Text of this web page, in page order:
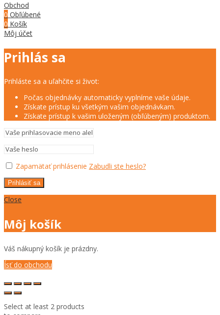
Obchod
0 Obľúbené
0 Košík
Môj účet
Prihlás sa
Prihláste sa a uľahčite si život:
Počas objednávky automaticky vyplníme vaše údaje.
Získate prístup ku všetkým vašim objednávkam.
Získate prístup k vašim uloženým (obľúbeným) produktom.
Zapamätať prihlásenie Zabudli ste heslo?
Prihlásiť sa
Close
Môj košík
Váš nákupný košík je prázdny.
Ísť do obchodu
Select at least 2 products